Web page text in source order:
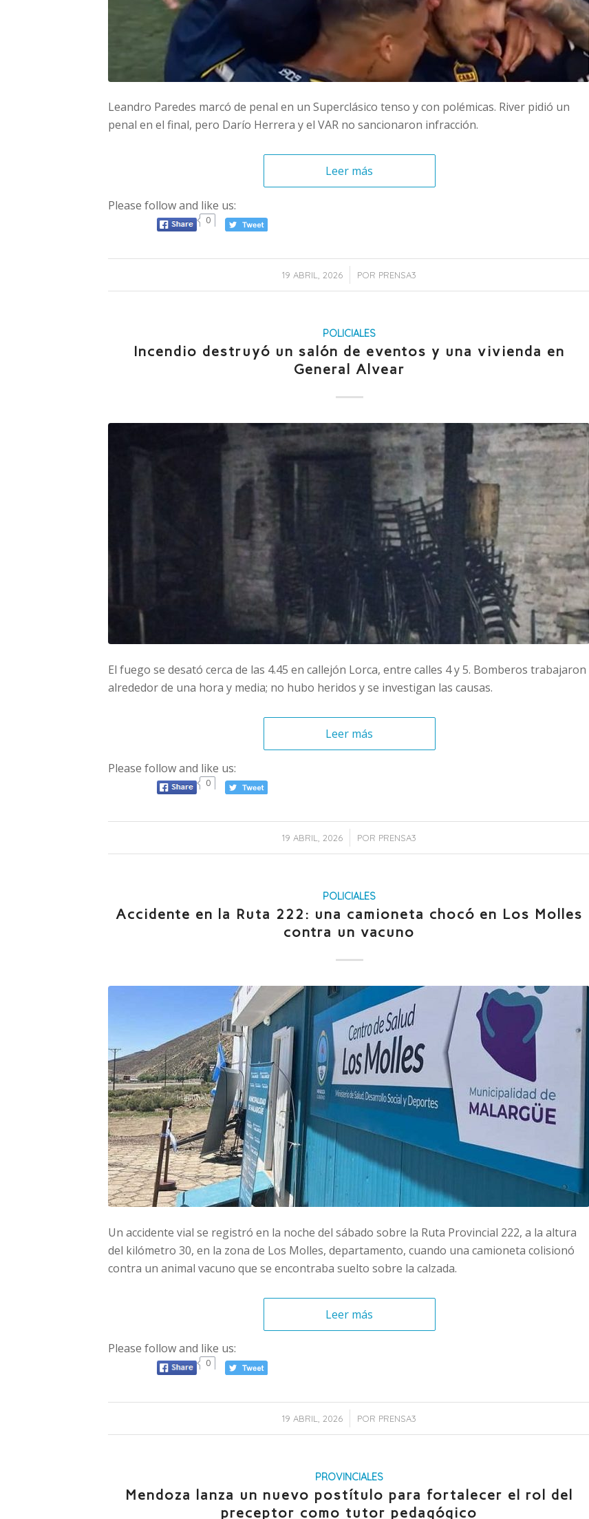
Leandro Paredes marcó de penal en un Superclásico tenso y con polémicas. River pidió un
penal en el final, pero Darío Herrera y el VAR no sancionaron infracción.
Leer más
Please follow and like us:
0
19 ABRIL, 2026
/ POR PRENSA3
POLICIALES
Incendio destruyó un salón de eventos y una vivienda en
General Alvear
El fuego se desató cerca de las 4.45 en callejón Lorca, entre calles 4 y 5. Bomberos trabajaron
alrededor de una hora y media; no hubo heridos y se investigan las causas.
Leer más
Please follow and like us:
0
19 ABRIL, 2026
/ POR PRENSA3
POLICIALES
Accidente en la Ruta 222: una camioneta chocó en Los Molles
contra un vacuno
Un accidente vial se registró en la noche del sábado sobre la Ruta Provincial 222, a la altura
del kilómetro 30, en la zona de Los Molles, departamento, cuando una camioneta colisionó
contra un animal vacuno que se encontraba suelto sobre la calzada.
Leer más
Please follow and like us:
0
19 ABRIL, 2026
/ POR PRENSA3
PROVINCIALES
Mendoza lanza un nuevo postítulo para fortalecer el rol del
preceptor como tutor pedagógico